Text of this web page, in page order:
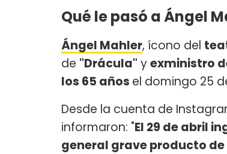
Qué le pasó a Ángel
Ángel Mahler, ícono del
de "Drácula" yexministro
los 65 años el domingo 25
Desde la cuenta de
informaron: "El 29 de abril
general grave producto